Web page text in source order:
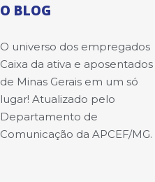
O BLOG
O universo dos empregados
Caixa da ativa e aposentados
de Minas Gerais em um só
lugar! Atualizado pelo
Departamento de
Comunicação da APCEF/MG.